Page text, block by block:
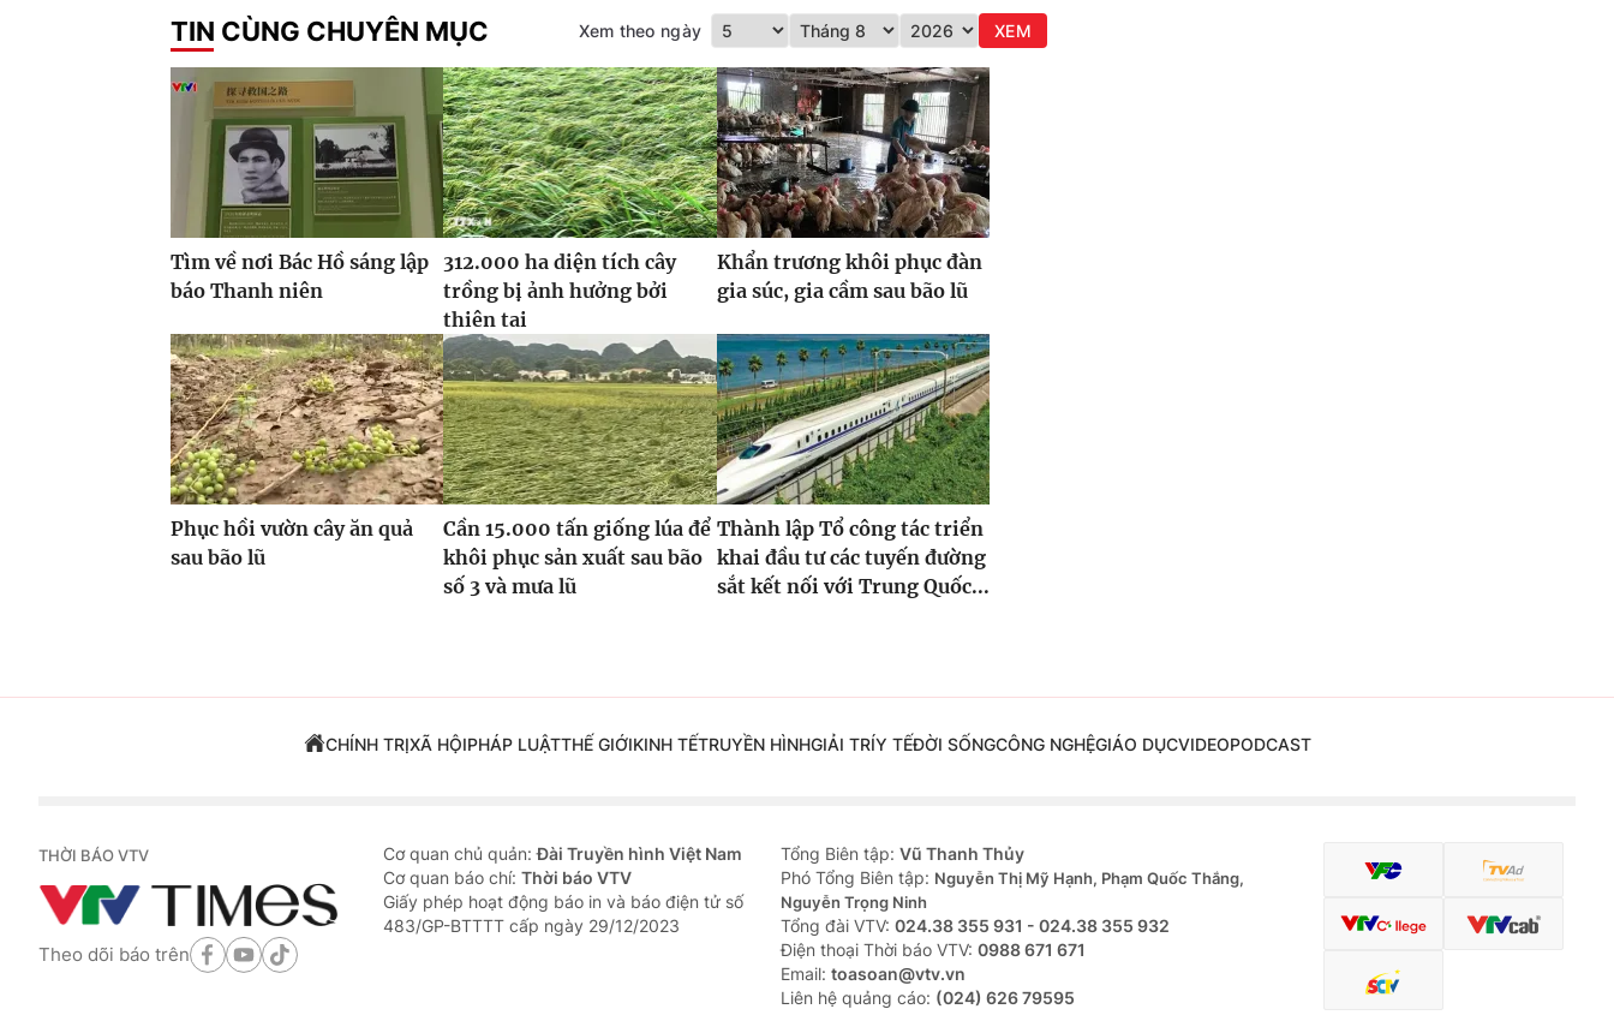
TIN CÙNG CHUYÊN MỤC Xem theo ngày XEM
Tìm về nơi Bác Hồ sáng lập
báo Thanh niên
312.000 ha diện tích cây
trồng bị ảnh hưởng bởi
thiên tai
Khẩn trương khôi phục đàn
gia súc, gia cầm sau bão lũ
Phục hồi vườn cây ăn quả
sau bão lũ
Cần 15.000 tấn giống lúa để
khôi phục sản xuất sau bão
số 3 và mưa lũ
Thành lập Tổ công tác triển
khai đầu tư các tuyến đường
sắt kết nối với Trung Quốc...
CHÍNH TRỊXÃ HỘIPHÁP LUẬTTHẾ GIỚIKINH TẾTRUYỀN HÌNHGIẢI TRÍY TẾĐỜI SỐNGCÔNG NGHỆGIÁO DỤCVIDEOPODCAST
THỜI BÁO VTV
Theo dõi báo trên
Cơ quan chủ quản:Đài Truyền hình Việt Nam
Cơ quan báo chí: Thời báo VTV
Giấy phép hoạt động báo in và báo điện tử số
483/GP-BTTTT cấp ngày 29/12/2023
Tổng Biên tập: Vũ Thanh Thủy
Phó Tổng Biên tập: Nguyễn Thị Mỹ Hạnh, Phạm Quốc Thắng,
Nguyễn Trọng Ninh
Tổng đài VTV: 024.38 355 931 - 024.38 355 932
Ðiện thoại Thời báo VTV: 0988 671 671
Email: toasoan@vtv.vn
Liên hệ quảng cáo: (024) 626 79595